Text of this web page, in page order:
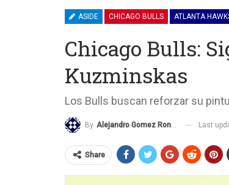
ASIDE CHICAGO BULLS ATLANTA
Chicago Bulls:
Kuzminskas
Los Bulls buscan reforzar su
By Alejandro Gomez Roncero Last
Share